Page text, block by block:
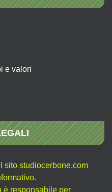
e valori
sito studiocerbone.com
è responsabile per